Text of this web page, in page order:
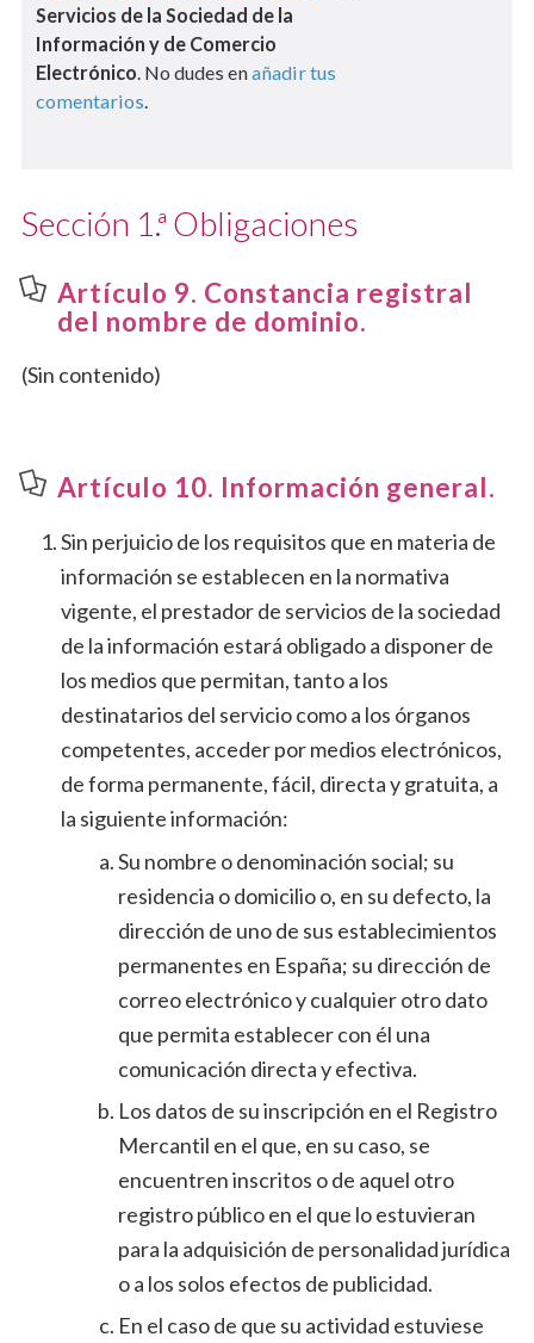
Servicios de la Sociedad de la
Información y de Comercio
Electrónico. No dudes enañadir tus
comentarios.
Sección 1.ª Obligaciones
Artículo 9. Constancia registral
del nombre de dominio.
(Sin contenido)
Artículo 10. Información general.
Sin perjuicio de los requisitos que en materia de
información se establecen en la normativa
vigente, el prestador de servicios de la sociedad
de la información estará obligado a disponer de
los medios que permitan, tanto a los
destinatarios del servicio como a los órganos
competentes, acceder por medios electrónicos,
de forma permanente, fácil, directa y gratuita, a
la siguiente información:
Su nombre o denominación social; su
residencia o domicilio o, en su defecto, la
dirección de uno de sus establecimientos
permanentes en España; su dirección de
correo electrónico y cualquier otro dato
que permita establecer con él una
comunicación directa y efectiva.
Los datos de su inscripción en el Registro
Mercantil en el que, en su caso, se
encuentren inscritos o de aquel otro
registro público en el que lo estuvieran
para la adquisición de personalidad jurídica
o a los solos efectos de publicidad.
En el caso de que su actividad estuviese